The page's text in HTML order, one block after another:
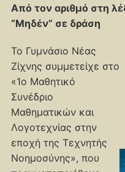
Από τον αριθμό στη
“Μηδέν” σε δράση
Το Γυμνάσιο Νέας
Ζίχνης συμμετείχε στο
«1ο Μαθητικό
Συνέδριο
Μαθηματικών και
Λογοτεχνίας στην
εποχή της Τεχνητής
Νοημοσύνης», που